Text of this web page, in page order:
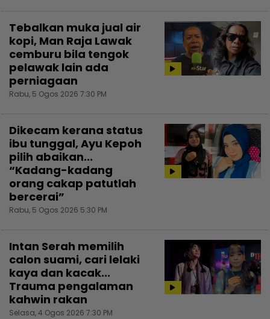
Tebalkan muka jual air
kopi, Man Raja Lawak
cemburu bila tengok
pelawak lain ada
perniagaan
Rabu, 5 Ogos 2026 7:30 PM
Dikecam kerana status
ibu tunggal, Ayu Kepoh
pilih abaikan...
“Kadang-kadang
orang cakap patutlah
bercerai”
Rabu, 5 Ogos 2026 5:30 PM
Intan Serah memilih
calon suami, cari lelaki
kaya dan kacak...
Trauma pengalaman
kahwin rakan
Selasa, 4 Ogos 2026 7:30 PM